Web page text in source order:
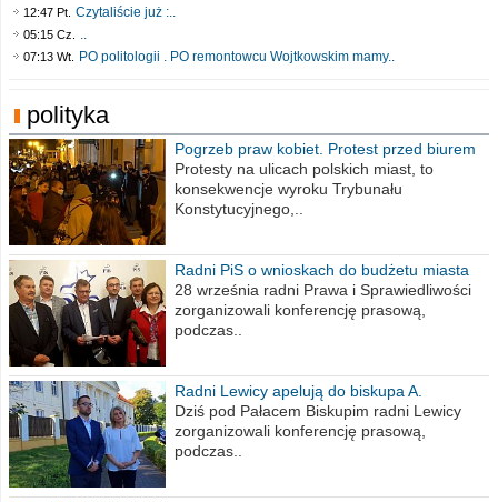
12:47 Pt. Czytaliście już :..
05:15 Cz. ..
07:13 Wt. PO politologii . PO remontowcu Wojtkowskim mamy..
polityka
Pogrzeb praw kobiet. Protest przed biurem
poselskim PiS
Protesty na ulicach polskich miast, to
konsekwencje wyroku Trybunału
Konstytucyjnego,..
Radni PiS o wnioskach do budżetu miasta
na 2021 rok
28 września radni Prawa i Sprawiedliwości
zorganizowali konferencję prasową,
podczas..
Radni Lewicy apelują do biskupa A.
Wiesława Meringa
Dziś pod Pałacem Biskupim radni Lewicy
zorganizowali konferencję prasową,
podczas..